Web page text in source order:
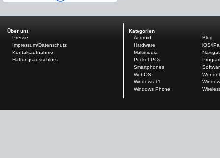
Über uns
Presse
Impressum/Datenschutz
Kontaktaufnahme
Haftungsausschluss
Kategorien
Android
Blog
Hardware
iOS/
Multimedia
Pocket PCs
Smartphones
WebOS
Windows 11
Windows Phone